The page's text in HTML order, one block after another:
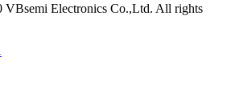
VBsemi Electronics Co.,Ltd. All rights